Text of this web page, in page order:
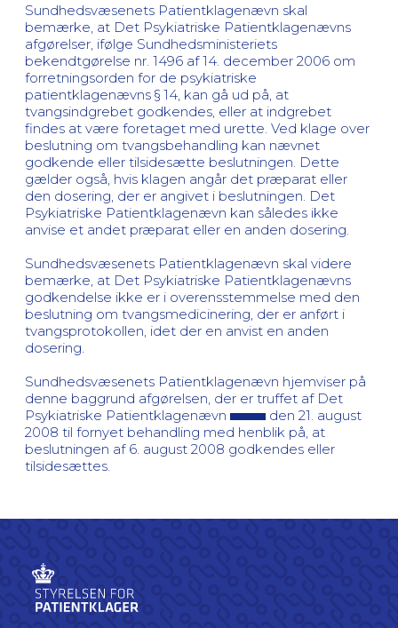
Sundhedsvæsenets Patientklagenævn skal
bemærke, at Det Psykiatriske Patientklagenævns
afgørelser, ifølge Sundhedsministeriets
bekendtgørelse nr. 1496 af 14. december 2006 om
forretningsorden for de psykiatriske
patientklagenævns § 14, kan gå ud på, at
tvangsindgrebet godkendes, eller at indgrebet
findes at være foretaget med urette. Ved klage over
beslutning om tvangsbehandling kan nævnet
godkende eller tilsidesætte beslutningen. Dette
gælder også, hvis klagen angår det præparat eller
den dosering, der er angivet i beslutningen. Det
Psykiatriske Patientklagenævn kan således ikke
anvise et andet præparat eller en anden dosering.
Sundhedsvæsenets Patientklagenævn skal videre
bemærke, at Det Psykiatriske Patientklagenævns
godkendelse ikke er i overensstemmelse med den
beslutning om tvangsmedicinering, der er anført i
tvangsprotokollen, idet der en anvist en anden
dosering.
Sundhedsvæsenets Patientklagenævn hjemviser på
denne baggrund afgørelsen, der er truffet af Det
Psykiatriske Patientklagenævn
den 21. august
2008 til fornyet behandling med henblik på, at
beslutningen af 6. august 2008 godkendes eller
tilsidesættes.